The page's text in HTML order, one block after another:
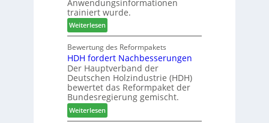
b
i
n
e
r
w
o
c
h
e
n
2
0
2
6
e
l
d
e
t
B
e
s
u
c
h
Anwendungsinformationen
trainiert wurde.
Weiterlesen:
C
h
a
t
b
o
t
h
Bewertung des Reformpakets
HDH fordert Nachbesserungen
Der Hauptverband der
Deutschen Holzindustrie (HDH)
bewertet das Reformpaket der
Bundesregierung gemischt.
Weiterlesen:
H